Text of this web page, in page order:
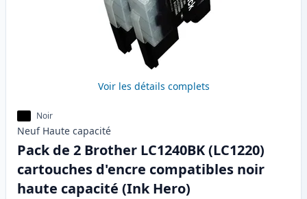
Voir les détails complets
Noir
Neuf Haute capacité
Pack de 2 Brother LC1240BK (LC1220)
cartouches d'encre compatibles noir
haute capacité (Ink Hero)